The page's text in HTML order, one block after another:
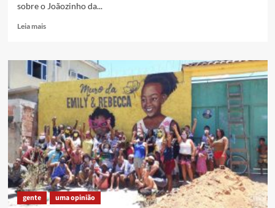
sobre o Joãozinho da...
Leia maisRead
Graffiti
História
de
100
anos
de
Joãozinho
da
Gomeia
gente uma opinião